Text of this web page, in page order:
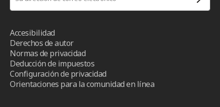
Accesibilidad
Derechos de autor
Normas de privacidad
Deducción de impuestos
Configuración de privacidad
Orientaciones para la comunidad en línea